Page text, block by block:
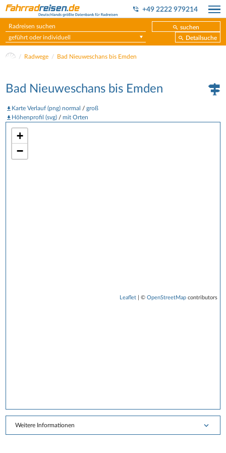
+49 2222 979214
suchen
geführt oder individuell
Detailsuche
Radwege Bad Nieuweschans bis Emden
+
−
Leaflet| © OpenStreetMapcontributors
Weitere Informationen
Bad Nieuweschans bis Emden
Karte Verlauf (png) normal /groß
Höhenprofil (svg) /mit Orten